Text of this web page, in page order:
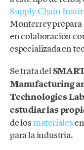
Supply Chain
Monterrey
en colaboración
especializada en
Se trata del
Manufacturing
Technologies
estudiar las
de losmateriales
para la industria.